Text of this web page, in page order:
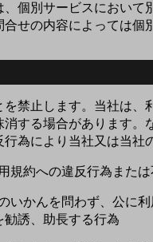
個別サービスにおい
せの内容によっては個
禁止します。当社は
する場合があります
為により当社又は当
規約への違反行為また
いかんを問わず、公に
誘、助長する行為